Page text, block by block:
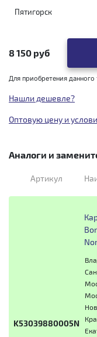
Пятигорск
8 150 руб
Для приобретения данного
Нашли дешевле?
Оптовую цену и
Аналоги и
Артикул
K53039880005N